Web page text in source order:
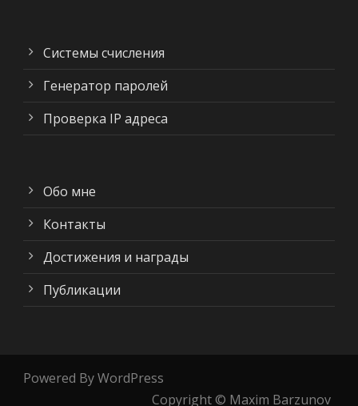
Системы счисления
Генератор паролей
Проверка IP адреса
Обо мне
Контакты
Достижения и награды
Публикации
Powered By WordPress
Copyright © Maxim Barzunov